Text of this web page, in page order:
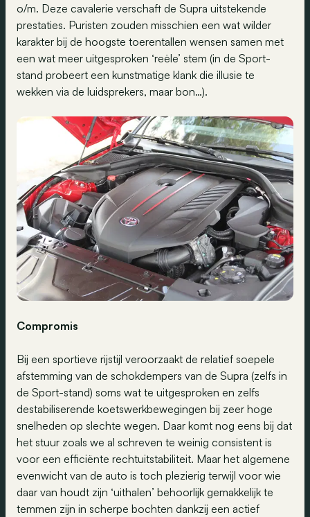
o/m. Deze cavalerie verschaft de Supra uitstekende
prestaties. Puristen zouden misschien een wat wilder
karakter bij de hoogste toerentallen wensen samen met
een wat meer uitgesproken ‘reële’ stem (in de Sport-
stand probeert een kunstmatige klank die illusie te
wekken via de luidsprekers, maar bon…).
Compromis
Bij een sportieve rijstijl veroorzaakt de relatief soepele
afstemming van de schokdempers van de Supra (zelfs in
de Sport-stand) soms wat te uitgesproken en zelfs
destabiliserende koetswerkbewegingen bij zeer hoge
snelheden op slechte wegen. Daar komt nog eens bij dat
het stuur zoals we al schreven te weinig consistent is
voor een efficiënte rechtuitstabiliteit. Maar het algemene
evenwicht van de auto is toch plezierig terwijl voor wie
daar van houdt zijn ‘uithalen’ behoorlijk gemakkelijk te
temmen zijn in scherpe bochten dankzij een actief